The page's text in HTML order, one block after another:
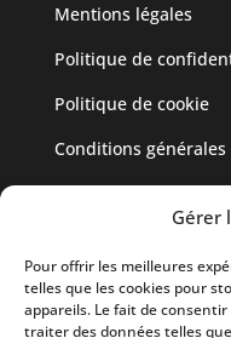
Gérer
Pour offrir les meilleures
telles que les cookies pour
appareils. Le fait de
traiter des données telles
Mentions légales
Politique de
Politique de cookie
Conditions
19 Allée des
Parc aux Vignes